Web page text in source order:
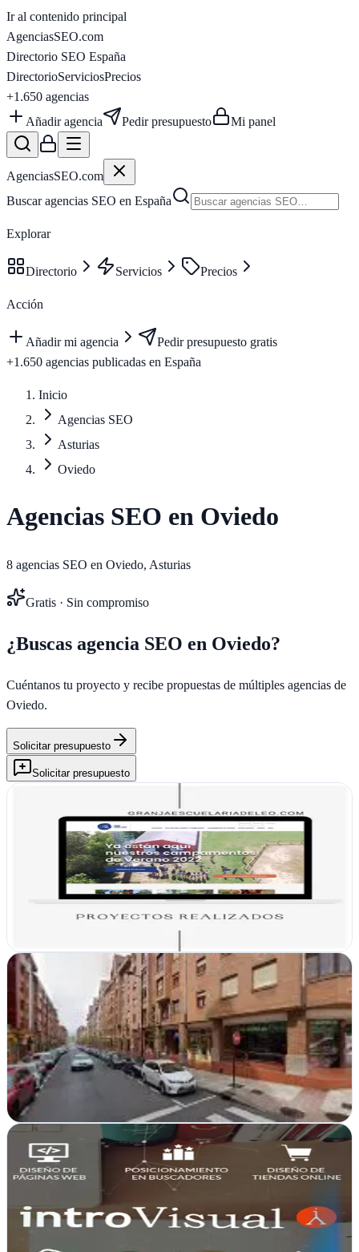
Ir al contenido principal
AgenciasSEO.com
Directorio SEO España
DirectorioServiciosPrecios
+1.650 agencias
Añadir agencia
Pedir presupuesto Mi panel
AgenciasSEO.com
Buscar agencias SEO en España
Explorar
Directorio Servicios Precios
Acción
Añadir mi agencia
Pedir presupuesto gratis
+1.650 agencias publicadas en España
Inicio
Agencias SEO
Asturias
Oviedo
Agencias SEO en Oviedo
8 agencias SEO en Oviedo, Asturias
Gratis · Sin compromiso
¿Buscas agencia SEO en Oviedo?
Cuéntanos tu proyecto y recibe propuestas de múltiples agencias de
Oviedo.
Solicitar presupuesto
Solicitar presupuesto
✅ Estudio 27 - Diseño Web y Marketing Digital
Oviedo, Asturias
Desde Oviedo crean sitios web atractivos y campañas de publicidad
que generan resultados reales para tu negocio
Ver ficha
Creciendo Que Da Miedo
Oviedo, Asturias
Desde Oviedo transforman presencias digitales con diseños web
que generan impacto real.
Ver ficha
Introvisual
Oviedo, Asturias
Introvisual en Oviedo combina hosting web, diseño gráfico y